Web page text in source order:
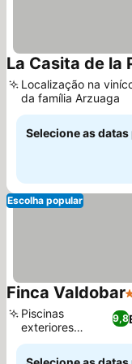
La Casita de la
Localização na
da família Arzuaga
Selecione as
Escolha popular
Finca Valdobar
9,8
Piscinas
exteriores
sazonais